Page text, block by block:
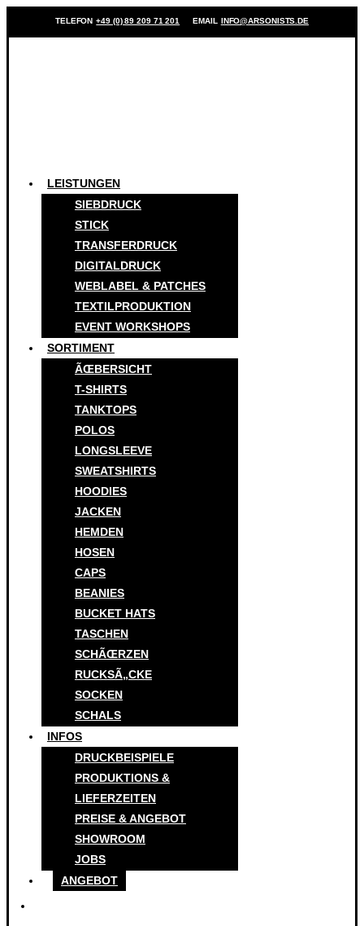
TELEFON +49 (0) 89 209 71 201 EMAIL INFO@ARSONISTS.DE
LEISTUNGEN
SIEBDRUCK
STICK
TRANSFERDRUCK
DIGITALDRUCK
WEBLABEL & PATCHES
TEXTILPRODUKTION
EVENT WORKSHOPS
SORTIMENT
ÃŒBERSICHT
T-SHIRTS
TANKTOPS
POLOS
LONGSLEEVE
SWEATSHIRTS
HOODIES
JACKEN
HEMDEN
HOSEN
CAPS
BEANIES
BUCKET HATS
TASCHEN
SCHÃŒRZEN
RUCKSÃ„CKE
SOCKEN
SCHALS
INFOS
DRUCKBEISPIELE
PRODUKTIONS &
LIEFERZEITEN
PREISE & ANGEBOT
SHOWROOM
JOBS
ANGEBOT